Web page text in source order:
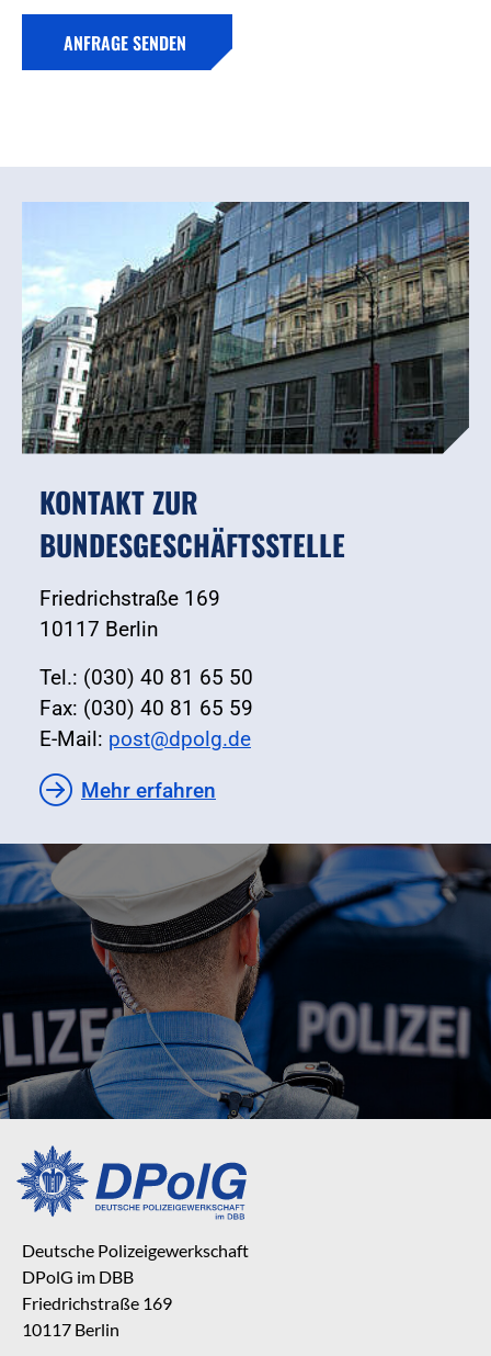
ANFRAGE SENDEN
KONTAKT ZUR
BUNDESGESCHÄFTSSTELLE
Friedrichstraße 169
10117 Berlin
Tel.: (030) 40 81 65 50
Fax: (030) 40 81 65 59
E-Mail: post@dpolg.de
Mehr erfahren
Deutsche Polizeigewerkschaft
DPolG im DBB
Friedrichstraße 169
10117 Berlin